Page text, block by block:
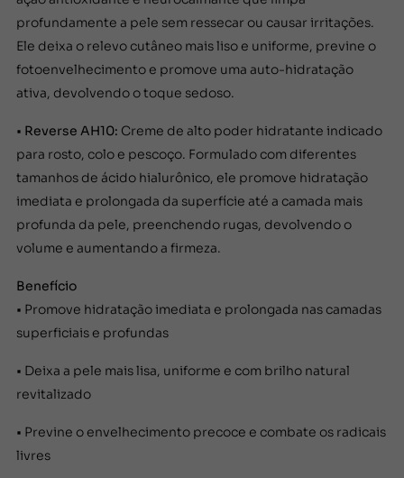
profundamente a pele sem ressecar ou causar irritações.
Ele deixa o relevo cutâneo mais liso e uniforme, previne o
fotoenvelhecimento e promove uma auto-hidratação
ativa, devolvendo o toque sedoso.
• Reverse AH10: Creme de alto poder hidratante indicado
para rosto, colo e pescoço. Formulado com diferentes
tamanhos de ácido hialurônico, ele promove hidratação
imediata e prolongada da superfície até a camada mais
profunda da pele, preenchendo rugas, devolvendo o
volume e aumentando a firmeza.
Benefício
• Promove hidratação imediata e prolongada nas camadas
superficiais e profundas
• Deixa a pele mais lisa, uniforme e com brilho natural
revitalizado
• Previne o envelhecimento precoce e combate os radicais
livres